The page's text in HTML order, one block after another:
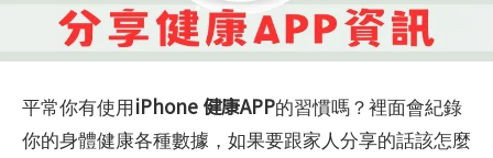
平常你有使用iPhone 健康APP的習慣嗎？裡面會紀錄
你的身體健康各種數據，如果要跟家人分享的話該怎麼